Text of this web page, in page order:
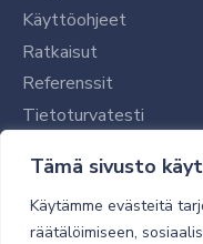
Tämä sivusto
Käytämme evästeitä
räätälöimiseen,
Käyttöohjeet
Ratkaisut
Referenssit
Tietoturvatesti
Tilaajalle
Toimitustavat ja -kulut
Verkkokaupan yleiset